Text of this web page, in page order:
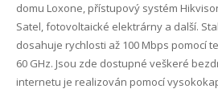
Internet Dýšina
Internet Ejpovice
Internet Chrást
Internet pro firmy
Internet na síti CETIN (metalický a
LTE Internet
IoT, LoRaWAN, SmartCity
Fotovoltaické elektrárny
První kroky k FVE na území ČEZ
Další služby
Revize elektroinstalace
Zabezpečovací systémy
Reference
Ke stažení
domu Loxone, přístupový systém
Satel, fotovoltaické elektrárny a další.
dosahuje rychlosti až 100 Mbps pomocí
60 GHz. Jsou zde dostupné veškeré
internetu je realizován pomocí